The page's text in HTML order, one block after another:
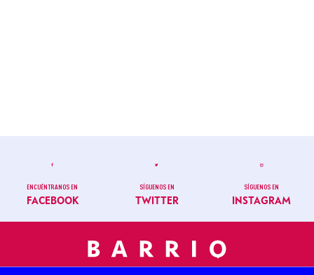
ENCUÉNTRANOS EN
FACEBOOK
SÍGUENOS EN
TWITTER
SÍGUENOS EN
INSTAGRAM